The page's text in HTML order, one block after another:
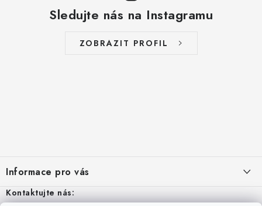
Sledujte nás na Instagramu
ZOBRAZIT PROFIL
p
a
Informace pro vás
Aktuality
Kontaktujte nás: